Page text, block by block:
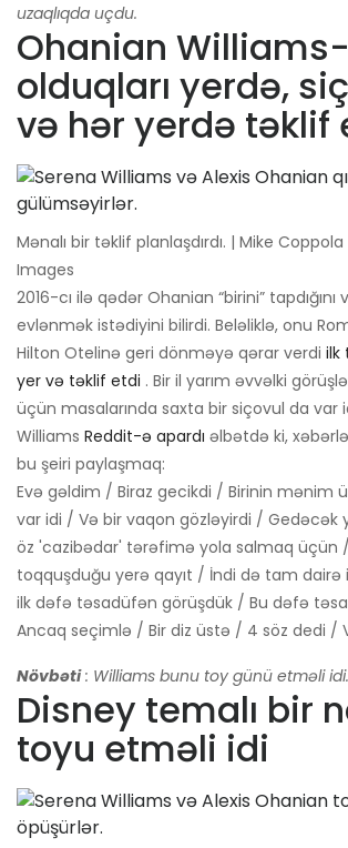
uzaqlıqda uçdu.
Ohanian
olduqları yerdə,
və hər yerdə təklif
Mənalı bir təklif planlaşdırdı. | Mike
Images
2016-cı ilə qədər Ohanian “birini” tapdığını
evlənmək istədiyini bilirdi. Beləliklə, onu
Hilton Otelinə geri dönməyə qərar verdi ilk
yer və təklif etdi . Bir il yarım əvvəlki
üçün masalarında saxta bir siçovul da var
Williams Reddit-ə apardı əlbətdə ki,
bu şeiri paylaşmaq:
Evə gəldim / Biraz gecikdi / Birinin mənim
var idi / Və bir vaqon gözləyirdi / Gedəcək
öz 'cazibədar' tərəfimə yola salmaq üçün /
toqquşduğu yerə qayıt / İndi də tam dairə
ilk dəfə təsadüfən görüşdük / Bu dəfə
Ancaq seçimlə / Bir diz üstə / 4 söz dedi /
Növbəti : Williams bunu toy günü etməli idi.
Disney temalı bir
toyu etməli idi